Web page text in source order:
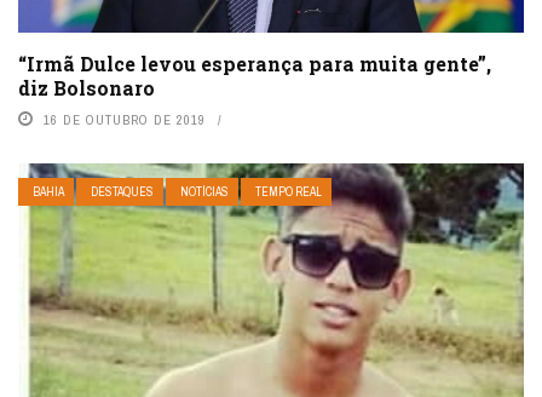
“Irmã Dulce levou esperança para muita gente”,
diz Bolsonaro
16 DE OUTUBRO DE 2019
BAHIA DESTAQUES NOTÍCIAS TEMPO REAL